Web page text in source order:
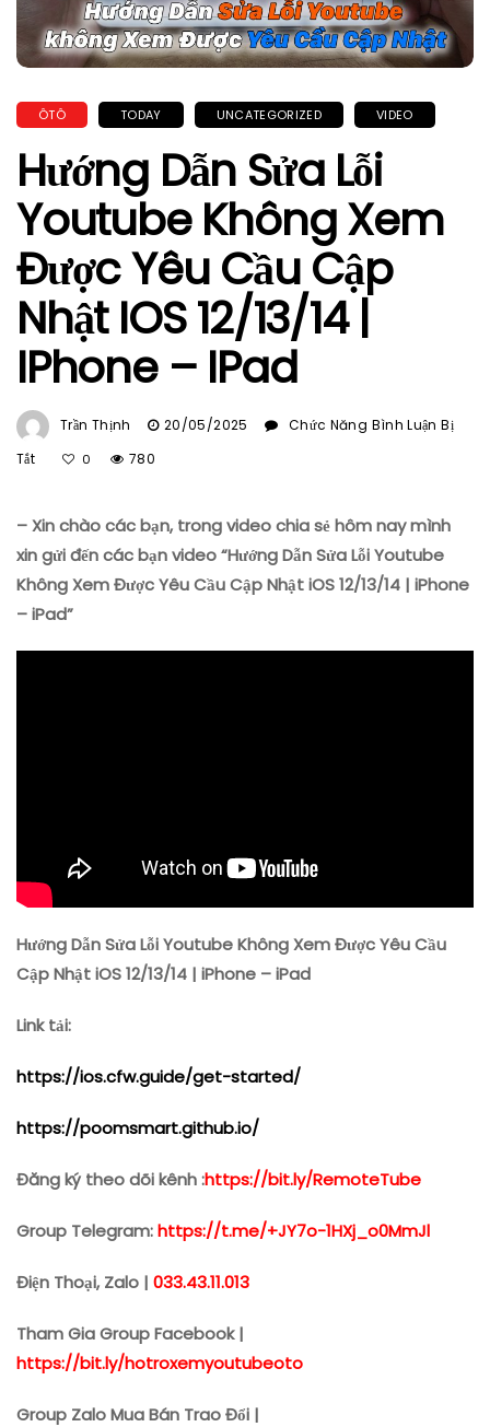
ÔTÔ TODAY UNCATEGORIZED VIDEO
Hướng Dẫn Sửa Lỗi
Youtube Không Xem
Được Yêu Cầu Cập
Nhật IOS 12/13/14 |
IPhone – IPad
Trần Thịnh 20/05/2025
Chức Năng Bình Luận Bị
Tắt
Sửa
Lỗi
Youtube
Không
Xem
Được
IPad
0 780
– Xin chào các bạn, trong video chia sẻ hôm nay mình
xin gửi đến các bạn video “Hướng Dẫn Sửa Lỗi Youtube
Không Xem Được Yêu Cầu Cập Nhật iOS 12/13/14 | iPhone
– iPad”
Hướng Dẫn Sửa Lỗi Youtube Không Xem Được Yêu Cầu
Cập Nhật iOS 12/13/14 | iPhone – iPad
Link tải:
https://ios.cfw.guide/get-started/
https://poomsmart.github.io/
Đăng ký theo dõi kênh :https://bit.ly/RemoteTube
Group Telegram:https://t.me/+JY7o-1HXj_o0MmJl
Điện Thoại, Zalo | 033.43.11.013
Tham Gia Group Facebook |
https://bit.ly/hotroxemyoutubeoto
Group Zalo Mua Bán Trao Đổi |